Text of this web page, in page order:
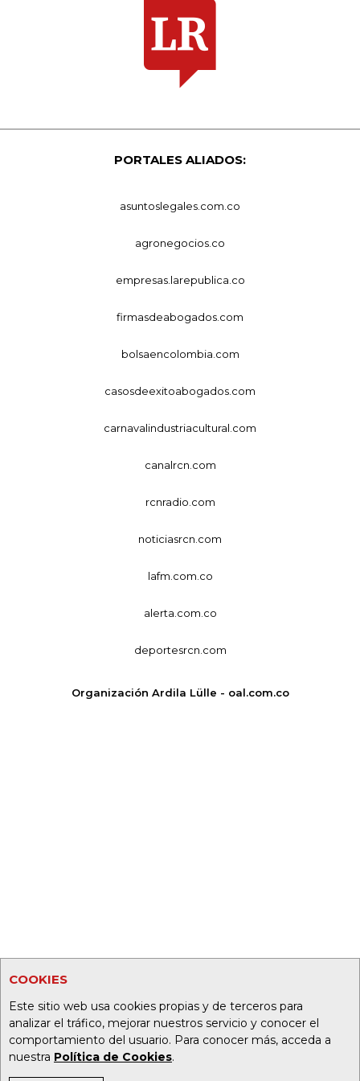
COOKIES
Este sitio web usa cookies propias y de terceros para
analizar el tráfico, mejorar nuestros servicio y conocer el
comportamiento del usuario. Para conocer más, acceda a
nuestra Política de Cookies.
PORTALES ALIADOS:
asuntoslegales.com.co
agronegocios.co
empresas.larepublica.co
firmasdeabogados.com
bolsaencolombia.com
casosdeexitoabogados.com
carnavalindustriacultural.com
canalrcn.com
rcnradio.com
noticiasrcn.com
lafm.com.co
alerta.com.co
deportesrcn.com
Organización Ardila Lülle - oal.com.co